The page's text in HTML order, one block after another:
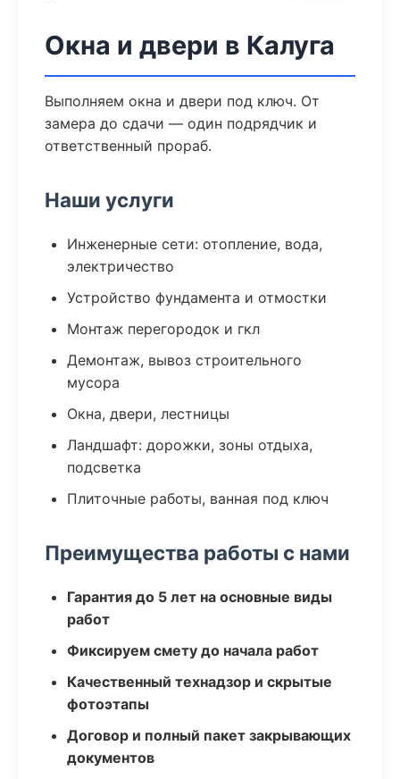
Окна и двери в Калуга
Выполняем окна и двери под ключ. От
замера до сдачи — один подрядчик и
ответственный прораб.
Наши услуги
Инженерные сети: отопление, вода,
электричество
Устройство фундамента и отмостки
Монтаж перегородок и гкл
Демонтаж, вывоз строительного
мусора
Окна, двери, лестницы
Ландшафт: дорожки, зоны отдыха,
подсветка
Плиточные работы, ванная под ключ
Преимущества работы с нами
Гарантия до 5 лет на основные виды
работ
Фиксируем смету до начала работ
Качественный технадзор и скрытые
фотоэтапы
Договор и полный пакет закрывающих
документов